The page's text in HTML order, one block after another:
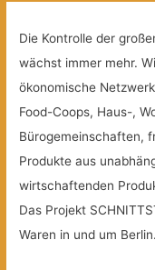
Die Kontrolle der
wächst immer mehr.
ökonomische
Food-Coops, Haus-,
Bürogemeinschaften,
Produkte aus
wirtschaftenden
Das Projekt
Waren in und um Berlin.